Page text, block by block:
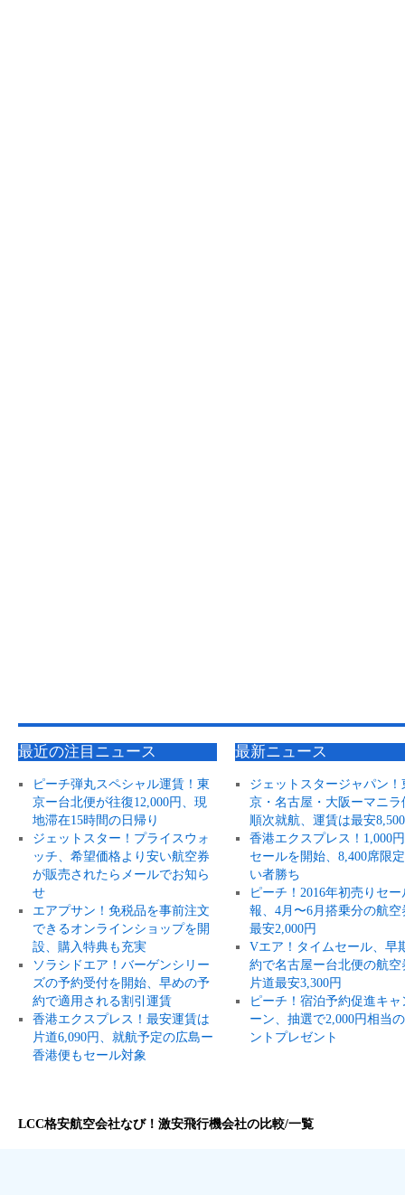
最近の注目ニュース
ピーチ弾丸スペシャル運賃！東
京ー台北便が往復12,000円、現
地滞在15時間の日帰り
ジェットスター！プライスウォ
ッチ、希望価格より安い航空券
が販売されたらメールでお知ら
せ
エアプサン！免税品を事前注文
できるオンラインショップを開
設、購入特典も充実
ソラシドエア！バーゲンシリー
ズの予約受付を開始、早めの予
約で適用される割引運賃
香港エクスプレス！最安運賃は
片道6,090円、就航予定の広島ー
香港便もセール対象
最新ニュース
ジェットスタージャパン！
京・名古屋・大阪ーマニラ
順次就航、運賃は最安
香港エクスプレス！1,000
セールを開始、8,400席限
い者勝ち
ピーチ！2016年初売りセー
報、4月〜6月搭乗分の航空
最安2,000円
Vエア！タイムセール、早
約で名古屋ー台北便の航空
片道最安3,300円
ピーチ！宿泊予約促進キャ
ーン、抽選で2,000円相当
ントプレゼント
LCC格安航空会社なび！激安飛行機会社の比較/一覧